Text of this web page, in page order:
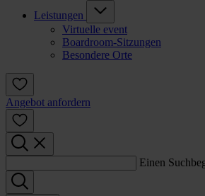
Leistungen
Virtuelle event
Boardroom-Sitzungen
Besondere Orte
Angebot anfordern
Einen